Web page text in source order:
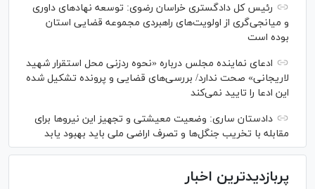
رئیس کل دادگستری خراسان رضوی: توسعه نهاد‌های داوری
و میانجی‌گری از اولویت‌های راهبردی مجموعه قضایی استان
بوده است
ادعای نماینده مجلس درباره «نحوه ردزنی محل استقرار شهید
لاریجانی» صحت ندارد/ بررسی‌های قضایی و پرونده تشکیل شده
این ادعا را تایید نمی‌کند
دادستان ساری: وضعیت معیشتی و تجهیز این نیرو‌ها برای
مقابله با تخریب جنگل‌ها و تصرف اراضی ملی باید بهبود یابد
پربازدیدترین اخبار